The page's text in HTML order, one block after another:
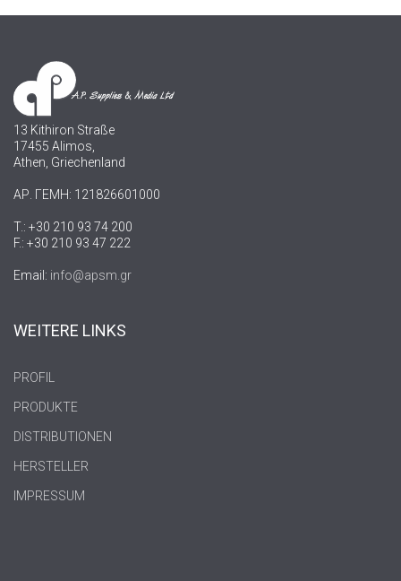
13 Kithiron Straße
17455 Alimos,
Athen, Griechenland
ΑΡ. ΓΕΜΗ: 121826601000
T.: +30 210 93 74 200
F.: +30 210 93 47 222
Email: info@apsm.gr
WEITERE LINKS
PROFIL
PRODUKTE
DISTRIBUTIONEN
HERSTELLER
IMPRESSUM